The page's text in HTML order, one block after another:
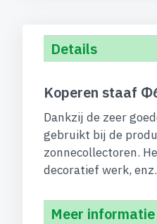
de
afbeeldingen-
Details
Koperen staaf
Dankzij de zeer
gebruikt bij de
zonnecollectoren.
decoratief werk, enz.
Meer informatie